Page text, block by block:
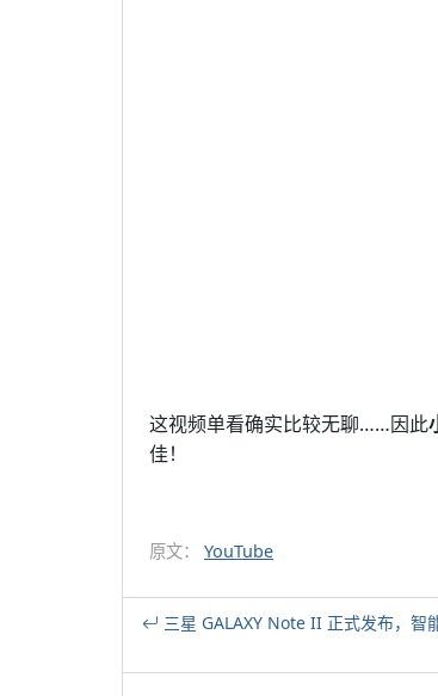
这视频单看确实比较无聊……因此
佳！
原文： YouTube
三星 GALAXY Note II 正式发布，智